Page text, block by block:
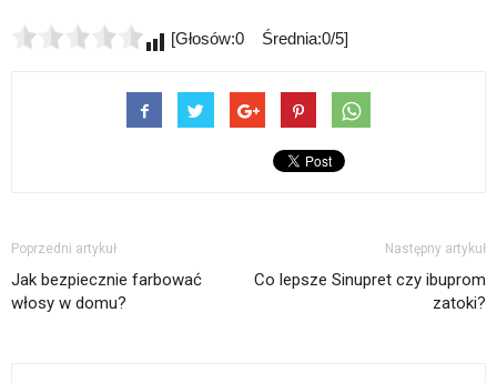
[Głosów:0 Średnia:0/5]
Poprzedni artykuł
Jak bezpiecznie farbować
włosy w domu?
Następny artykuł
Co lepsze Sinupret czy ibuprom
zatoki?